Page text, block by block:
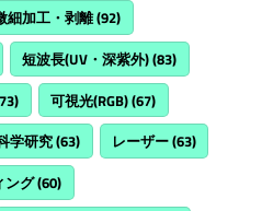
細加工・剥離(92)
短波長(UV・深紫外)(83)
可視光(RGB)(67)
学研究(63) レーザー(63)
ング(60)